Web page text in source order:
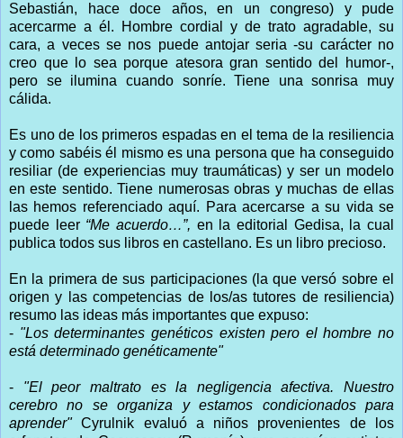
Sebastián, hace doce años, en un congreso) y pude
acercarme a él. Hombre cordial y de trato agradable, su
cara, a veces se nos puede antojar seria -su carácter no
creo que lo sea porque atesora gran sentido del humor-,
pero se ilumina cuando sonríe. Tiene una sonrisa muy
cálida.
Es uno de los primeros espadas en el tema de la resiliencia
y como sabéis él mismo es una persona que ha conseguido
resiliar (de experiencias muy traumáticas) y ser un modelo
en este sentido. Tiene numerosas obras y muchas de ellas
las hemos referenciado aquí. Para acercarse a su vida se
puede leer “Me acuerdo…”, en la editorial Gedisa, la cual
publica todos sus libros en castellano. Es un libro precioso.
En la primera de sus participaciones (la que versó sobre el
origen y las competencias de los/as tutores de resiliencia)
resumo las ideas más importantes que expuso:
- "Los determinantes genéticos existen pero el hombre no
está determinado genéticamente"
- "El peor maltrato es la negligencia afectiva. Nuestro
cerebro no se organiza y estamos condicionados para
aprender"Cyrulnik evaluó a niños provenientes de los